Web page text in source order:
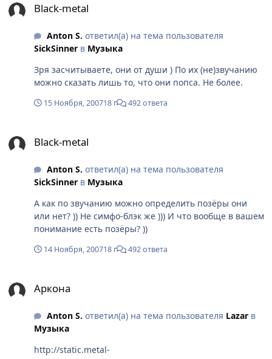
интернационалистами и Европу они понимают по-
Black-metal
Anton S. ответил(а) на тема пользователя
SickSinner в Музыка
Зря засчитываете, они от души ) По их (не)звучанию
можно сказать лишь то, что они попса. Не более.
15 Ноября, 200718 г 492 ответа
Black-metal
Anton S. ответил(а) на тема пользователя
SickSinner в Музыка
А как по звучанию можно определить позёры они
или нет? )) Не симфо-блэк же ))) И что вообще в вашем
понимание есть позёры? ))
14 Ноября, 200718 г 492 ответа
Аркона
Anton S. ответил(а) на тема пользователя Lazarв
Музыка
http://static.metal-